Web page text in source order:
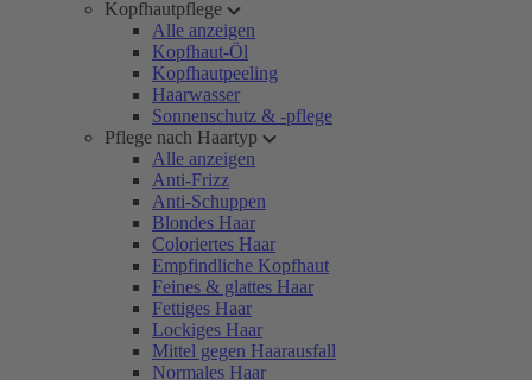
Kopfhautpflege
Alle anzeigen
Kopfhaut-Öl
Kopfhautpeeling
Haarwasser
Sonnenschutz & -pflege
Pflege nach Haartyp
Alle anzeigen
Anti-Frizz
Anti-Schuppen
Blondes Haar
Coloriertes Haar
Empfindliche Kopfhaut
Feines & glattes Haar
Fettiges Haar
Lockiges Haar
Mittel gegen Haarausfall
Normales Haar